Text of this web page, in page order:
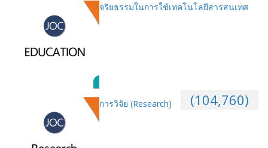
จริยธรรมในการใช้เทคโนโลยีสารสนเทศ
(104,760)
การวิจัย (Research)